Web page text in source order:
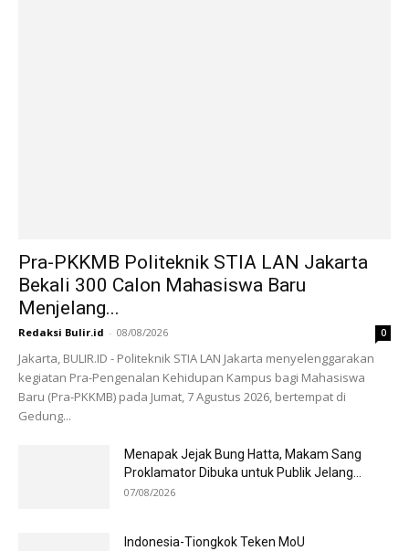
Pra-PKKMB Politeknik STIA LAN Jakarta
Bekali 300 Calon Mahasiswa Baru
Menjelang...
Redaksi Bulir.id - 08/08/2026 0
Jakarta, BULIR.ID - Politeknik STIA LAN Jakarta menyelenggarakan
kegiatan Pra-Pengenalan Kehidupan Kampus bagi Mahasiswa
Baru (Pra-PKKMB) pada Jumat, 7 Agustus 2026, bertempat di
Gedung...
Menapak Jejak Bung Hatta, Makam Sang
Proklamator Dibuka untuk Publik Jelang...
07/08/2026
Indonesia-Tiongkok Teken MoU